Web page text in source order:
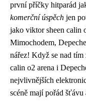
první příčky hitparád
komerční úspěch jen
jako viktor sheen calin
Mimochodem,
nářez! Když se nad
calin o2 arena i
nejvlivnějších
scéně mají pořád šťávu